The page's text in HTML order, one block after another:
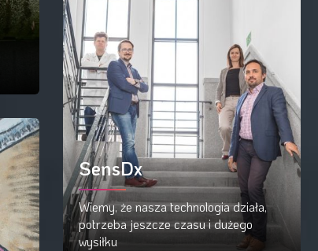
SensDx
Wiemy, że nasza technologia działa,
potrzeba jeszcze czasu i dużego
wysiłku